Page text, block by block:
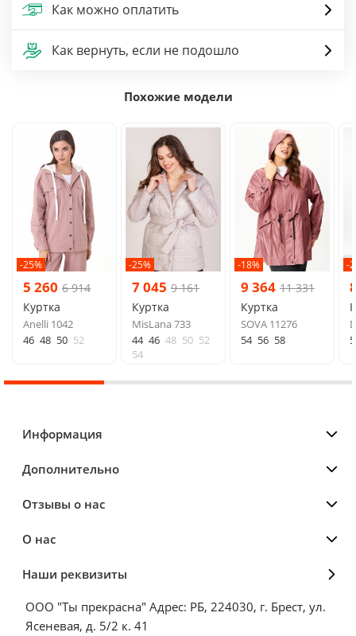
Как можно оплатить
Как вернуть, если не подошло
Похожие модели
-25%
5 260 6 914
Куртка
Anelli 1042
46 48 50 52
-25%
7 045 9 161
Куртка
MisLana 733
44 46 48 50 52
54
-18%
9 364 11 331
Куртка
SOVA 11276
54 56 58
-
Информация
Дополнительно
Отзывы о нас
О нас
Наши реквизиты
ООО "Ты прекрасна" Адрес: РБ, 224030, г. Брест, ул.
Ясеневая, д. 5/2 к. 41